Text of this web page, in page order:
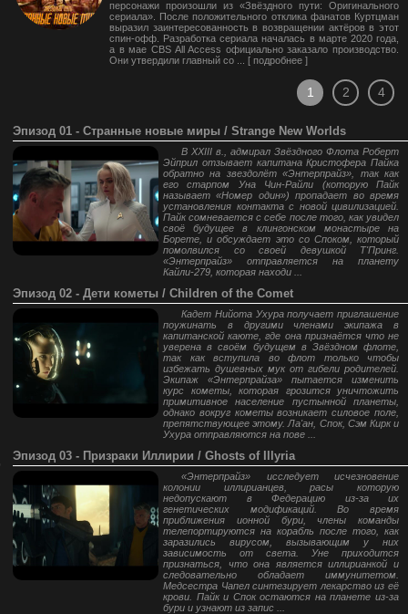
персонажи произошли из «​​Звёздного пути: Оригинального
сериала». После положительного отклика фанатов Куртцман
выразил заинтересованность в возвращении актёров в этот
спин-офф. Разработка сериала началась в марте 2020 года,
а в мае CBS All Access официально заказало производство.
Они утвердили главный со ... [ подробнее ]
1 2 4
Эпизод 01 - Странные новые миры / Strange New Worlds
В XXIII в., адмирал Звёздного Флота Роберт
Эйприл отзывает капитана Кристофера Пайка
обратно на звездолёт «Энтерпрайз», так как
его старпом Уна Чин-Райли (которую Пайк
называет «Номер один») пропадает во время
установления контакта с новой цивилизацией.
Пайк сомневается с себе после того, как увидел
своё будущее в клингонском монастыре на
Борете, и обсуждает это со Споком, который
помолвился со своей девушкой Т'Принг.
«Энтерпрайз» отправляется на планету
Кайли-279, которая находи ...
Эпизод 02 - Дети кометы / Children of the Comet
Кадет Нийота Ухура получает приглашение
поужинать в другими членами экипажа в
капитанской каюте, где она признаётся что не
уверена в своём будущем в Звёздном флоте,
так как вступила во флот только чтобы
избежать душевных мук от гибели родителей.
Экипаж «Энтерпрайза» пытается изменить
курс кометы, которая грозится уничтожить
примитивное население пустынной планеты,
однако вокруг кометы возникает силовое поле,
препятствующее этому. Ла'ан, Спок, Сэм Кирк и
Ухура отправляются на пове ...
Эпизод 03 - Призраки Иллирии / Ghosts of Illyria
«Энтерпрайз» исследует исчезновение
колонии иллирианцев, расы которую
недопускают в Федерацию из-за их
генетических модификаций. Во время
приближения ионной бури, члены команды
телепортируются на корабль после того, как
заразились вирусом, вызывающим у них
зависимость от света. Уне приходится
признаться, что она является иллирианкой и
следовательно обладает иммунитетом.
Медсестра Чапел синтезирует лекарство из её
крови. Пайк и Спок остаются на планете из-за
бури и узнают из запис ...